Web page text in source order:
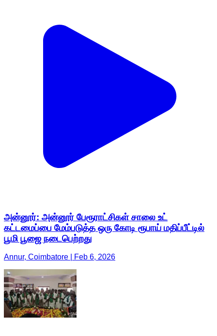
அன்னூர்: அன்னூர் பேரூராட்சிகள் சாலை உட்
கட்டமைப்பை மேம்படுத்த ஒரு கோடி ரூபாய் மதிப்பீட்டில்
பூமி பூஜை நடைபெற்றது
Annur, Coimbatore | Feb 6, 2026